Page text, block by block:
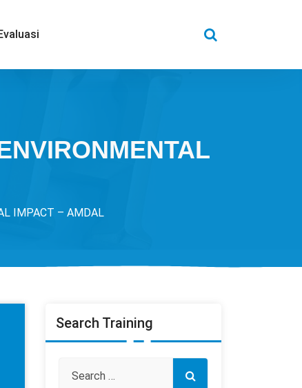
Evaluasi
IMPACT – AMDAL
Search Training